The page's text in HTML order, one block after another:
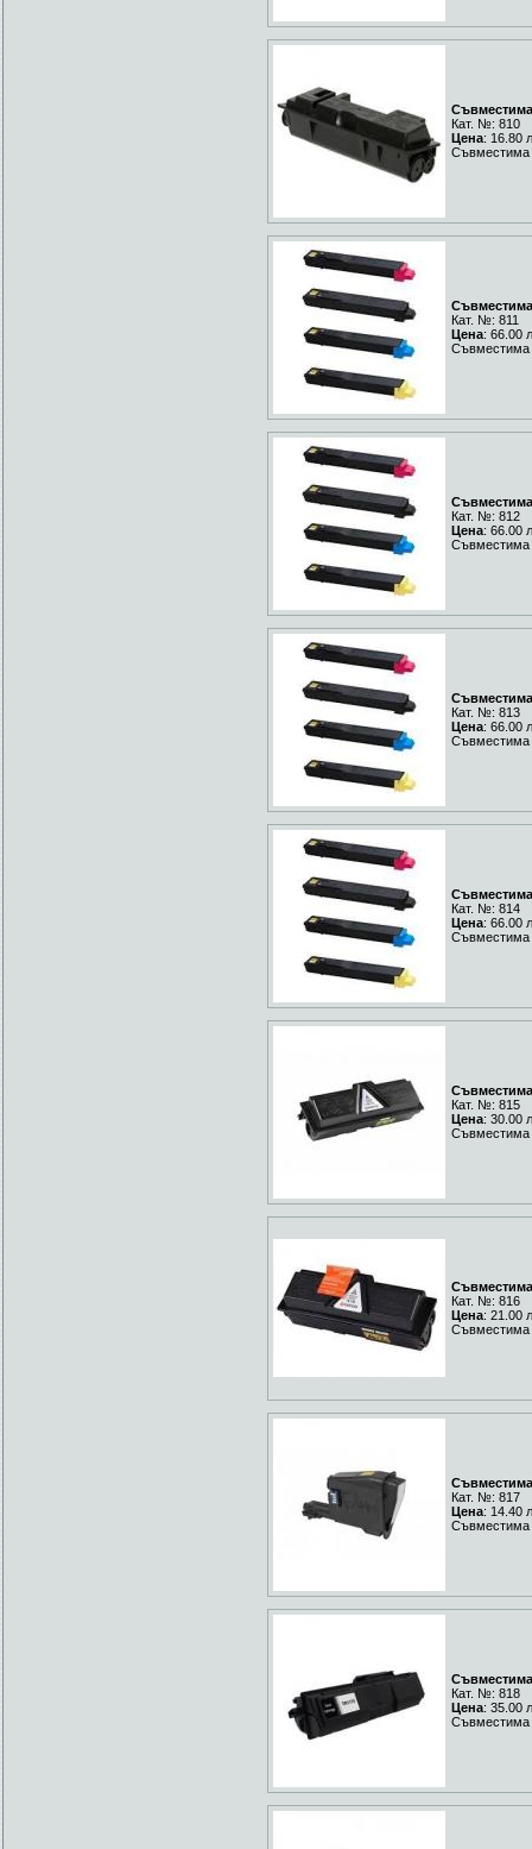
Съвместима
Кат. №: 810
Цена: 16.80
Съвместима
Съвместима
Кат. №: 811
Цена: 66.00
Съвместима
Съвместима
Кат. №: 812
Цена: 66.00
Съвместима
Съвместима
Кат. №: 813
Цена: 66.00
Съвместима
Съвместима
Кат. №: 814
Цена: 66.00
Съвместима
Съвместима
Кат. №: 815
Цена: 30.00
Съвместима
Съвместима
Кат. №: 816
Цена: 21.00
Съвместима
Съвместима
Кат. №: 817
Цена: 14.40
Съвместима
Съвместима
Кат. №: 818
Цена: 35.00
Съвместима